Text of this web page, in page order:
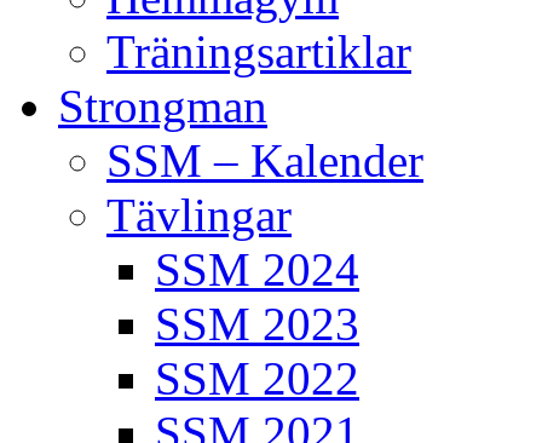
Träningsartiklar
Strongman
SSM – Kalender
Tävlingar
SSM 2024
SSM 2023
SSM 2022
SSM 2021